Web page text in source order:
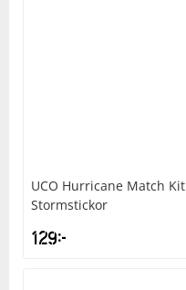
UCO Hurricane Match Kit
Stormstickor
129kr